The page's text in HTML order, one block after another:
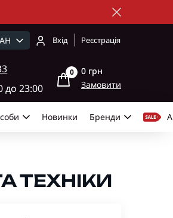
Вхід Реєстрація
до 23:00
0
0 грн
Замовити
Новинки Бренди
ТЕХНІКИ